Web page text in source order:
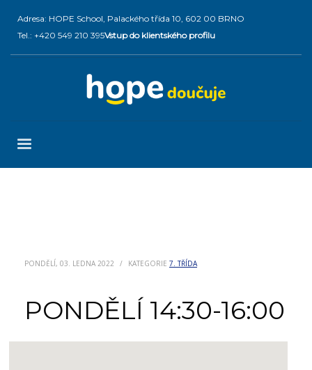
Adresa: HOPE School, Palackého třída 10, 602 00 BRNO
Tel.: +420 549 210 395Vstup do klientského profilu
PONDĚLÍ, 03. LEDNA 2022 / KATEGORIE 7. TŘÍDA
PONDĚLÍ 14:30-16:00